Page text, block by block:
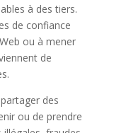
à des tiers.
de confiance
ou à mener
de
des
ou de prendre